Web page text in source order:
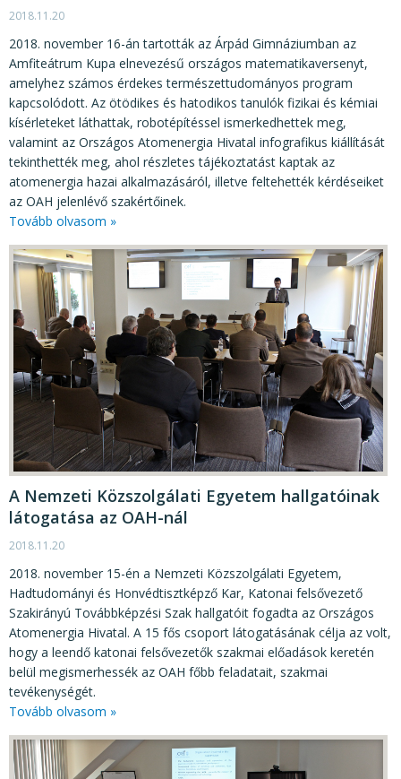
2018.11.20
2018. november 16-án tartották az Árpád Gimnáziumban az
Amfiteátrum Kupa elnevezésű országos matematikaversenyt,
amelyhez számos érdekes természettudományos program
kapcsolódott. Az ötödikes és hatodikos tanulók fizikai és kémiai
kísérleteket láthattak, robotépítéssel ismerkedhettek meg,
valamint az Országos Atomenergia Hivatal infografikus kiállítását
tekinthették meg, ahol részletes tájékoztatást kaptak az
atomenergia hazai alkalmazásáról, illetve feltehették kérdéseiket
az OAH jelenlévő szakértőinek.
Tovább olvasom »
A Nemzeti Közszolgálati Egyetem hallgatóinak
látogatása az OAH-nál
2018.11.20
2018. november 15-én a Nemzeti Közszolgálati Egyetem,
Hadtudományi és Honvédtisztképző Kar, Katonai felsővezető
Szakirányú Továbbképzési Szak hallgatóit fogadta az Országos
Atomenergia Hivatal. A 15 fős csoport látogatásának célja az volt,
hogy a leendő katonai felsővezetők szakmai előadások keretén
belül megismerhessék az OAH főbb feladatait, szakmai
tevékenységét.
Tovább olvasom »